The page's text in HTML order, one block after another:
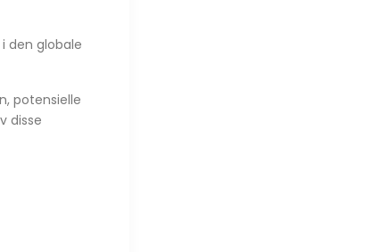
den globale
potensielle
disse